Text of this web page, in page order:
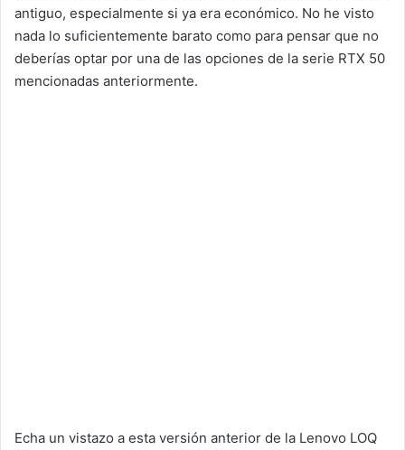
antiguo, especialmente si ya era económico. No he visto
nada lo suficientemente barato como para pensar que no
deberías optar por una de las opciones de la serie RTX 50
mencionadas anteriormente.
Echa un vistazo a esta versión anterior de la Lenovo LOQ